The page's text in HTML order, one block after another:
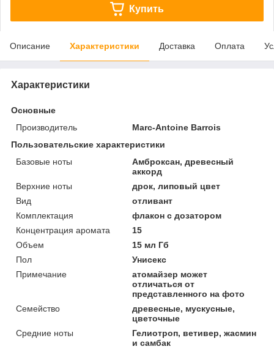
Купить
Описание Характеристики Доставка Оплата
Характеристики
Основные
Производитель
Marc-Antoine Barrois
Пользовательские характеристики
Базовые ноты
Амброксан, древесный
аккорд
Верхние ноты
дрок, липовый цвет
Вид
отливант
Комплектация
флакон с дозатором
Концентрация аромата
15
Объем
15 мл Гб
Пол
Унисекс
Примечание
атомайзер может
отличаться от
представленного на фото
Семейство
древесные, мускусные,
цветочные
Средние ноты
Гелиотроп, ветивер, жасмин
и самбак